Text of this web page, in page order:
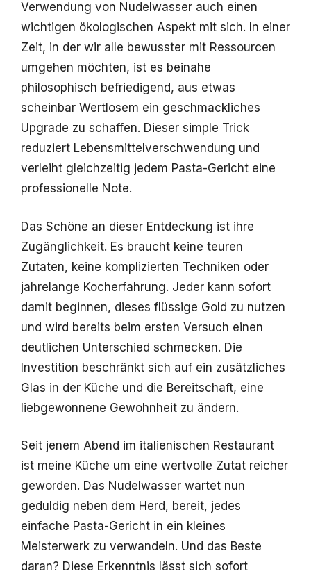
Verwendung von Nudelwasser auch einen
wichtigen ökologischen Aspekt mit sich. In einer
Zeit, in der wir alle bewusster mit Ressourcen
umgehen möchten, ist es beinahe
philosophisch befriedigend, aus etwas
scheinbar Wertlosem ein geschmackliches
Upgrade zu schaffen. Dieser simple Trick
reduziert Lebensmittelverschwendung und
verleiht gleichzeitig jedem Pasta-Gericht eine
professionelle Note.
Das Schöne an dieser Entdeckung ist ihre
Zugänglichkeit. Es braucht keine teuren
Zutaten, keine komplizierten Techniken oder
jahrelange Kocherfahrung. Jeder kann sofort
damit beginnen, dieses flüssige Gold zu nutzen
und wird bereits beim ersten Versuch einen
deutlichen Unterschied schmecken. Die
Investition beschränkt sich auf ein zusätzliches
Glas in der Küche und die Bereitschaft, eine
liebgewonnene Gewohnheit zu ändern.
Seit jenem Abend im italienischen Restaurant
ist meine Küche um eine wertvolle Zutat reicher
geworden. Das Nudelwasser wartet nun
geduldig neben dem Herd, bereit, jedes
einfache Pasta-Gericht in ein kleines
Meisterwerk zu verwandeln. Und das Beste
daran? Diese Erkenntnis lässt sich sofort